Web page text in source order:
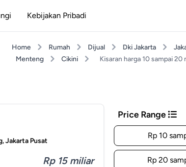
Kebijakan Pribadi
Home Rumah Dijual Dki Jakarta
Menteng
Cikini Kisaran harga 10 sampai 20
Jakarta Pusat
Rp 15 miliar
Price Range
Rp 10
Rp 20